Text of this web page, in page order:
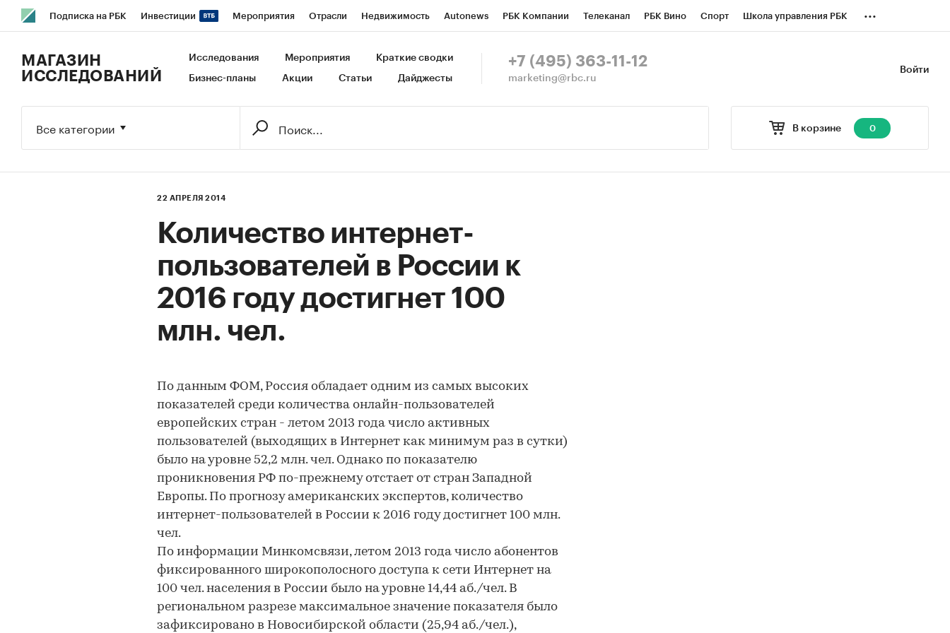
Подписка на РБК Инвестиции Мероприятия Отрасли Недвижимость Autonews РБК Компании Телеканал РБК Вино Спорт Школа управления РБК
Исследования Кредитные рейтинги Франшизы Газета Спецпроекты СПб Конференции СПб Спецпроекты
...
Войти
МАГАЗИН
ИССЛЕДОВАНИЙ
Исследования Мероприятия Краткие сводки
Бизнес-планы Акции Статьи Дайджесты
+7 (495) 363-11-12
marketing@rbc.ru
В корзине 0
Все категории
22 АПРЕЛЯ 2014
Количество интернет-
пользователей в России к
2016 году достигнет 100
млн. чел.
По данным ФОМ, Россия обладает одним из самых высоких
показателей среди количества онлайн-пользователей
европейских стран - летом 2013 года число активных
пользователей (выходящих в Интернет как минимум раз в сутки)
было на уровне 52,2 млн. чел. Однако по показателю
проникновения РФ по-прежнему отстает от стран Западной
Европы. По прогнозу американских экспертов, количество
интернет-пользователей в России к 2016 году достигнет 100 млн.
чел.
По информации Минкомсвязи, летом 2013 года число абонентов
фиксированного широкополосного доступа к сети Интернет на
100 чел. населения в России было на уровне 14,44 аб./чел. В
региональном разрезе максимальное значение показателя было
зафиксировано в Новосибирской области (25,94 аб./чел.),